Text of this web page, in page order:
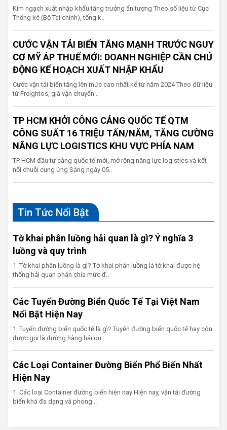
Kim ngạch xuất nhập khẩu tăng trưởng ấn tượng Theo số liệu từ Cục
Thống kê (Bộ Tài chính), tổng k..
CƯỚC VẬN TẢI BIỂN TĂNG MẠNH TRƯỚC NGUY
CƠ MỸ ÁP THUẾ MỚI: DOANH NGHIỆP CẦN CHỦ
ĐỘNG KẾ HOẠCH XUẤT NHẬP KHẨU
Cước vận tải biển tăng lên mức cao nhất kể từ năm 2024 Theo dữ liệu
từ Freightos, giá vận chuyển ..
TP HCM KHỞI CÔNG CẢNG QUỐC TẾ QTM
CÔNG SUẤT 16 TRIỆU TẤN/NĂM, TĂNG CƯỜNG
NĂNG LỰC LOGISTICS KHU VỰC PHÍA NAM
TP HCM đầu tư cảng quốc tế mới, mở rộng năng lực logistics và kết
nối chuỗi cung ứng Sáng ngày 05..
Tin Tức Nổi Bật
Tờ khai phân luồng hải quan là gì? Ý nghĩa 3
luồng và quy trình
1. Tờ khai phân luồng là gì? Tờ khai phân luồng là tờ khai được hệ
thống hải quan phân chia mức đ..
Các Tuyến Đường Biển Quốc Tế Tại Việt Nam
Nổi Bật Hiện Nay
1. Tuyến đường biển quốc tế là gì? Tuyến đường biển quốc tế hay còn
được gọi là đường hàng hải qu..
Các Loại Container Đường Biển Phổ Biến Nhất
Hiện Nay
1. Các loại Container đường biển hiện nay Hiện nay, vận tải đường
biển khá đa dạng và phong ..